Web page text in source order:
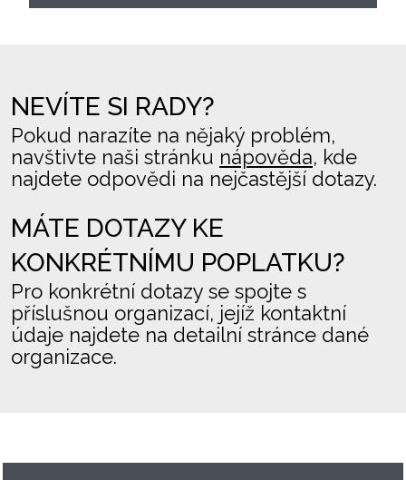
NEVÍTE SI RADY?
Pokud narazíte na nějaký problém,
navštivte naši stránku nápověda, kde
najdete odpovědi na nejčastější dotazy.
MÁTE DOTAZY KE
KONKRÉTNÍMU POPLATKU?
Pro konkrétní dotazy se spojte s
příslušnou organizací, jejíž kontaktní
údaje najdete na detailní stránce dané
organizace.